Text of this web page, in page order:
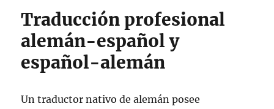
Traducción profesional
alemán-español y
español-alemán
Un traductor nativo de alemán posee